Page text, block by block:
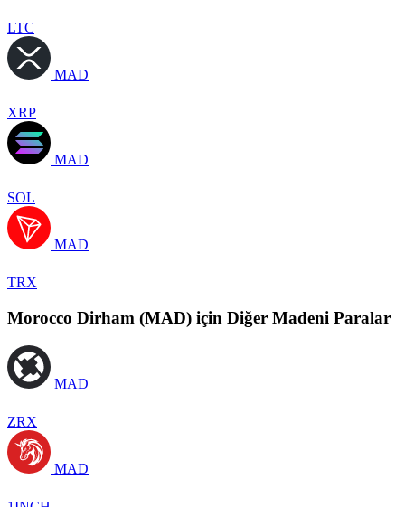
LTC
MAD
XRP
MAD
SOL
MAD
TRX
Morocco Dirham (MAD) için Diğer Madeni Paralar
MAD
ZRX
MAD